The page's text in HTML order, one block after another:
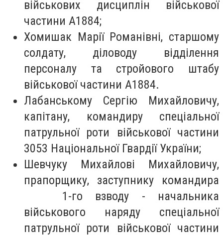
військових дисциплін військової
частини А1884;
Хомишак Марії Романівні, старшому
солдату, діловоду відділення
персоналу та стройового штабу
військової частини А1884.
Лабанському Сергію Михайловичу,
капітану, командиру спеціальної
патрульної роти військової частини
3053 Національної Гвардії України;
Шевчуку Михайлові Михайловичу,
прапорщику, заступнику командира
1-го взводу - начальника
військового наряду спеціальної
патрульної роти військової частини